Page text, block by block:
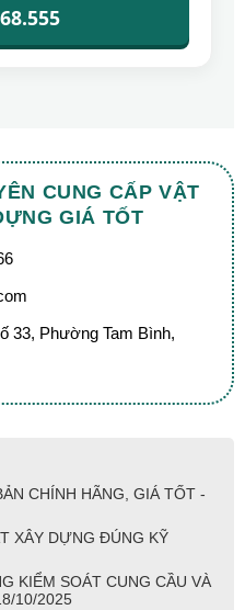
CUNG CẤP VẬT
GIÁ TỐT
33, Phường Tam Bình,
CHÍNH HÃNG, GIÁ TỐT -
XÂY DỰNG ĐÚNG KỸ
KIỂM SOÁT CUNG CẦU VÀ
10/2025